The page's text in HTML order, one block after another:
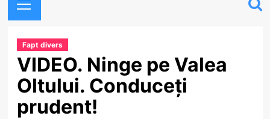
Menu
Fapt divers
VIDEO. Ninge pe Valea
Oltului. Conduceți
prudent!